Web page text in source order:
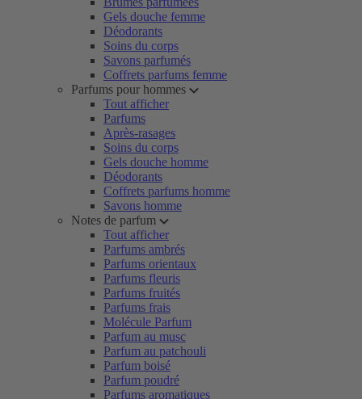
Gels douche femme
Déodorants
Soins du corps
Savons parfumés
Coffrets parfums femme
Parfums pour hommes
Tout afficher
Parfums
Après-rasages
Soins du corps
Gels douche homme
Déodorants
Coffrets parfums homme
Savons homme
Notes de parfum
Tout afficher
Parfums ambrés
Parfums orientaux
Parfums fleuris
Parfums fruités
Parfums frais
Molécule Parfum
Parfum au musc
Parfum au patchouli
Parfum boisé
Parfum poudré
Parfums aromatiques